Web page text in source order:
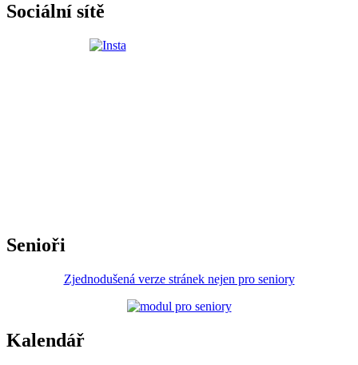
Sociální sítě
Senioři
Zjednodušená verze stránek nejen pro seniory
Kalendář